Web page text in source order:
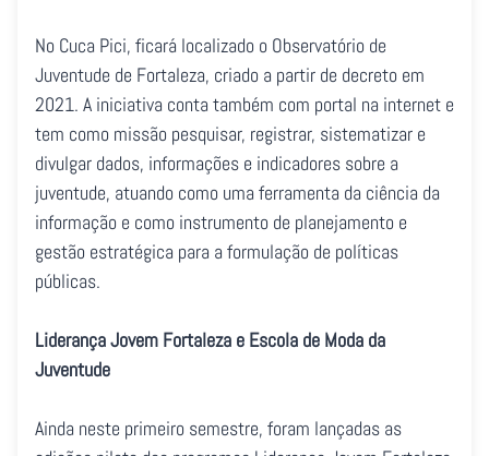
No Cuca Pici, ficará localizado o Observatório de
Juventude de Fortaleza, criado a partir de decreto em
2021. A iniciativa conta também com portal na internet e
tem como missão pesquisar, registrar, sistematizar e
divulgar dados, informações e indicadores sobre a
juventude, atuando como uma ferramenta da ciência da
informação e como instrumento de planejamento e
gestão estratégica para a formulação de políticas
públicas.
Liderança Jovem Fortaleza e Escola de Moda da
Juventude
Ainda neste primeiro semestre, foram lançadas as